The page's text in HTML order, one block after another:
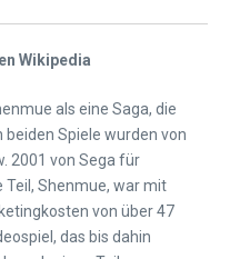
Wikipedia
als eine Saga, die
Spiele wurden von
2001 von Sega für
Shenmue, war mit
von über 47
das bis dahin